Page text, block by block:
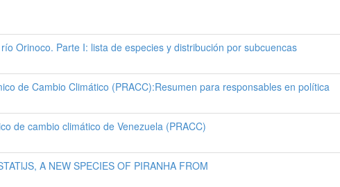
Orinoco. Parte I: lista de especies y distribución por subcuencas
de Cambio Climático (PRACC):Resumen para responsables en política
de cambio climático de Venezuela (PRACC)
A NEW SPECIES OF PIRANHA FROM